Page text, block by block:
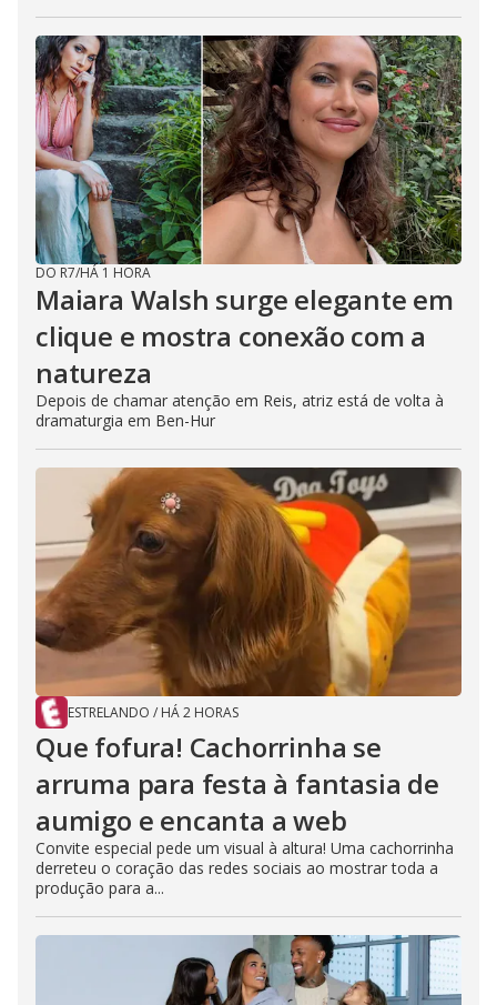
DO R7/HÁ 1 HORA
Maiara Walsh surge elegante em
clique e mostra conexão com a
natureza
Depois de chamar atenção em Reis, atriz está de volta à
dramaturgia em Ben-Hur
ESTRELANDO / HÁ 2 HORAS
Que fofura! Cachorrinha se
arruma para festa à fantasia de
aumigo e encanta a web
Convite especial pede um visual à altura! Uma cachorrinha
derreteu o coração das redes sociais ao mostrar toda a
produção para a...